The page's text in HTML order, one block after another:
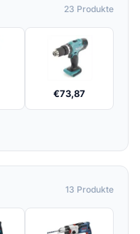
23 Produkte
€73,87
13 Produkte